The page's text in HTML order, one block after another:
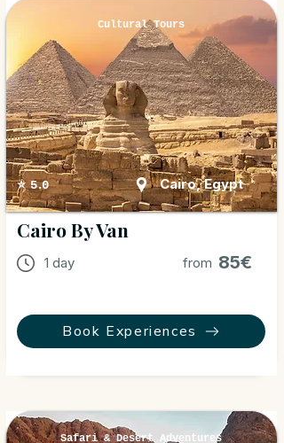
⭐ 5.0
Cultural Tours
Cairo, Egypt
Cairo By Van
1 day from 85€
Book Experiences
Safari & Desert Adventures